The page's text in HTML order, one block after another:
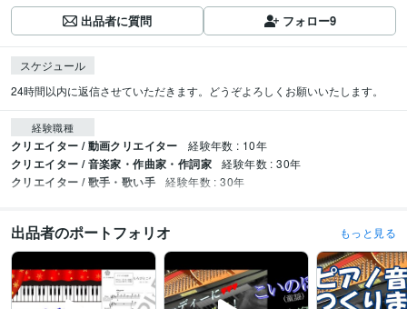
出品者に質問 フォロー9
スケジュール
24時間以内に返信させていただきます。どうぞよろしくお願いいたします。
経験職種
クリエイター / 動画クリエイター 経験年数 : 10年
クリエイター / 音楽家・作曲家・作詞家 経験年数 : 30年
クリエイター / 歌手・歌い手 経験年数 : 30年
出品者のポートフォリオ もっと見る